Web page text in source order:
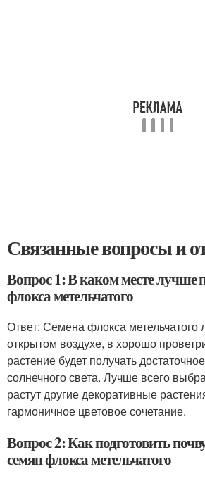
Связанные вопросы и
Вопрос 1: В каком месте лучше
флокса метельчатого
Ответ: Семена флокса метельчатого
открытом воздухе, в хорошо
растение будет получать
солнечного света. Лучше всего
растут другие декоративные
гармоничное цветовое сочетание.
Вопрос 2: Как подготовить
семян флокса метельчатого